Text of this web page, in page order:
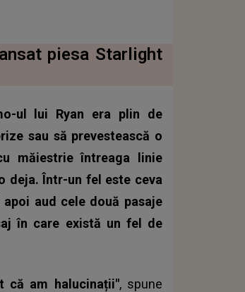
piesa Starlight
ul lui Ryan era plin de
sau să prevestească o
măiestrie întreaga linie
deja. Într-un fel este ceva
aud cele două pasaje
în care există un fel de
că am halucinații", spune